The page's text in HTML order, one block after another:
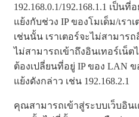
192.168.0.1/192.168.1.1 เป็น
แย้งกับช่วง IP ของโมเด็ม/เร
เช่นนั้น เราเตอร์จะไม่สามา
ไม่สามารถเข้าถึงอินเทอร์เน็
ต้องเปลี่ยนที่อยู่ IP ของ LAN
แย้งดังกล่าว เช่น 192.168.2.1
คุณสามารถเข้าสู่ระบบเว็บอินเ